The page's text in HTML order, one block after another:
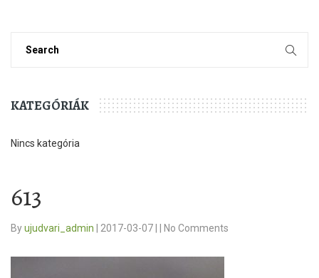
KATEGÓRIÁK
Nincs kategória
613
Byujudvari_admin 2017-03-07 No Comments